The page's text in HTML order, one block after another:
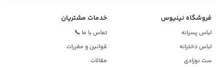
فروشگاه نینیوس
لباس پسرانه
لباس دخترانه
ست نوزادی
خدمات مشتریان
تماس با ما 📞
قوانین و مقررات
مقالات